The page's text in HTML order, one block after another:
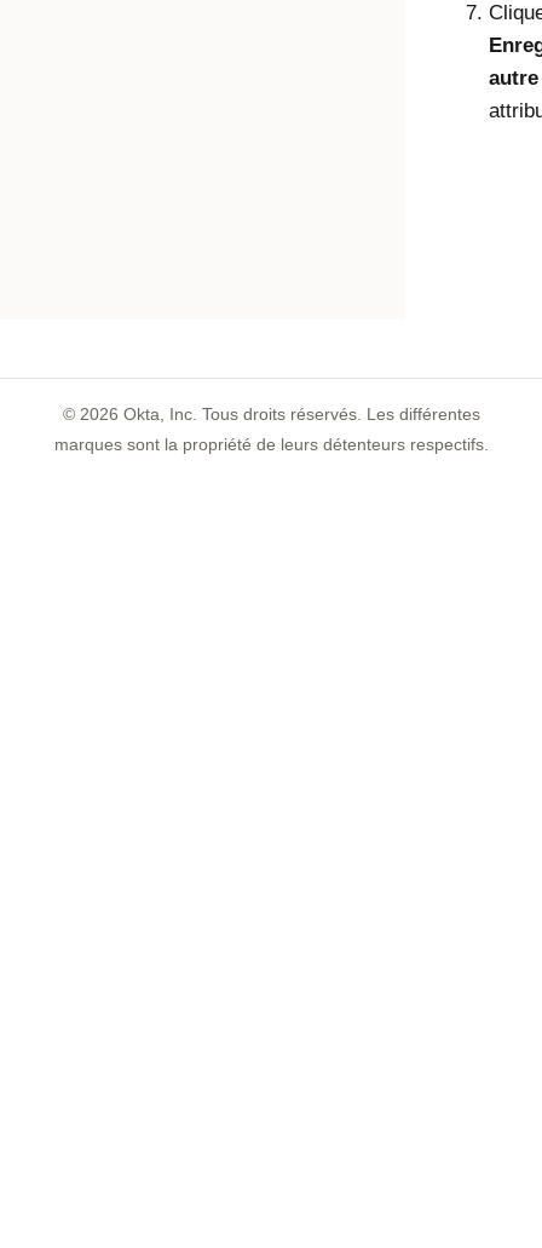
autre
© 2026 Okta, Inc. Tous droits réservés. Les différentes
marques sont la propriété de leurs détenteurs respectifs.